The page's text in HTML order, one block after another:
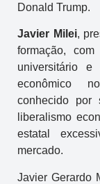
Donald Trump.
Javier Milei,
formação,
universitário e
econômico
conhecido por
liberalismo
estatal
mercado.
Javier Gerardo